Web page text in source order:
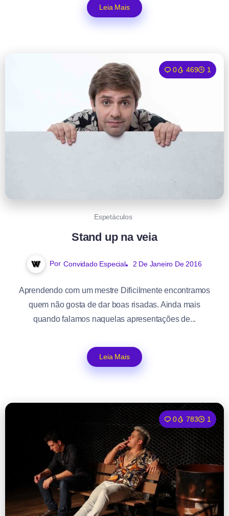
Leia Mais
0 469 1
Espetáculos
Stand up na veia
Por Convidado Especial 2 De Janeiro De 2016
Aprendendo com um mestre Dificilmente encontramos
quem não gosta de dar boas risadas. Ainda mais
quando falamos naquelas apresentações de...
Leia Mais
0 783 1